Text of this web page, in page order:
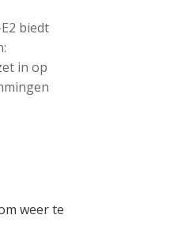
biedt
in op
weer te